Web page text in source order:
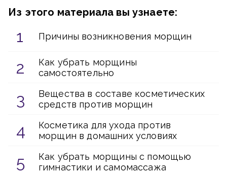
Из этого материала вы узнаете:
Причины возникновения морщин
Как убрать морщины
самостоятельно
Вещества в составе косметических
средств против морщин
Косметика для ухода против
морщин в домашних условиях
Как убрать морщины с помощью
гимнастики и самомассажа